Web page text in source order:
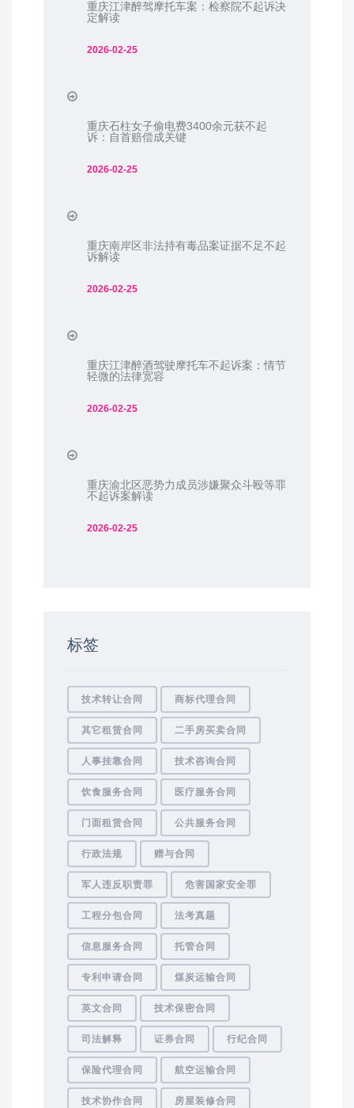
重庆江津醉驾摩托车案：检察院不起诉决
定解读
2026-02-25
重庆石柱女子偷电费3400余元获不起
诉：自首赔偿成关键
2026-02-25
重庆南岸区非法持有毒品案证据不足不起
诉解读
2026-02-25
重庆江津醉酒驾驶摩托车不起诉案：情节
轻微的法律宽容
2026-02-25
重庆渝北区恶势力成员涉嫌聚众斗殴等罪
不起诉案解读
2026-02-25
标签
技术转让合同 商标代理合同
其它租赁合同 二手房买卖合同
人事挂靠合同 技术咨询合同
饮食服务合同 医疗服务合同
门面租赁合同 公共服务合同
行政法规 赠与合同
军人违反职责罪 危害国家安全罪
工程分包合同 法考真题
信息服务合同 托管合同
专利申请合同 煤炭运输合同
英文合同 技术保密合同
司法解释 证券合同 行纪合同
保险代理合同 航空运输合同
技术协作合同 房屋装修合同